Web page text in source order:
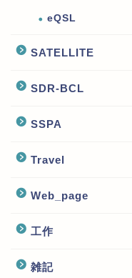
eQSL
SATELLITE
SDR-BCL
SSPA
Travel
Web_page
工作
雑記